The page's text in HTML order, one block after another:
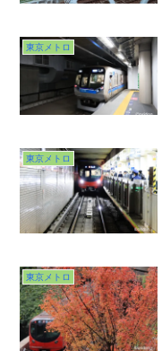
東京メトロ
東京メトロ
東京メトロ